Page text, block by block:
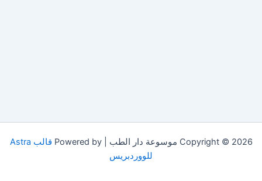
Copyright © 2026 موسوعة دار الطب | Powered by
قالب Astra
للووردبريس